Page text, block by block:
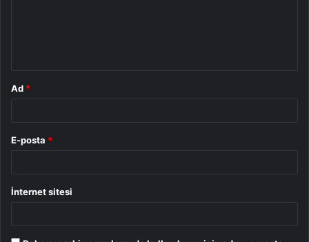
Ad *
E-posta *
İnternet sitesi